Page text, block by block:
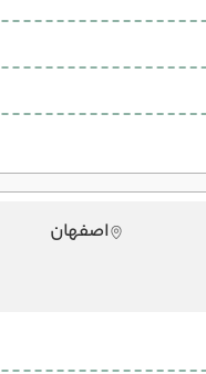
اصفهان